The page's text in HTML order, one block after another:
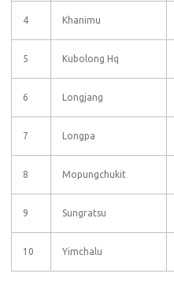
4 Khanimu
5 Kubolong Hq
6 Longjang
7 Longpa
8 Mopungchukit
9 Sungratsu
10 Yimchalu